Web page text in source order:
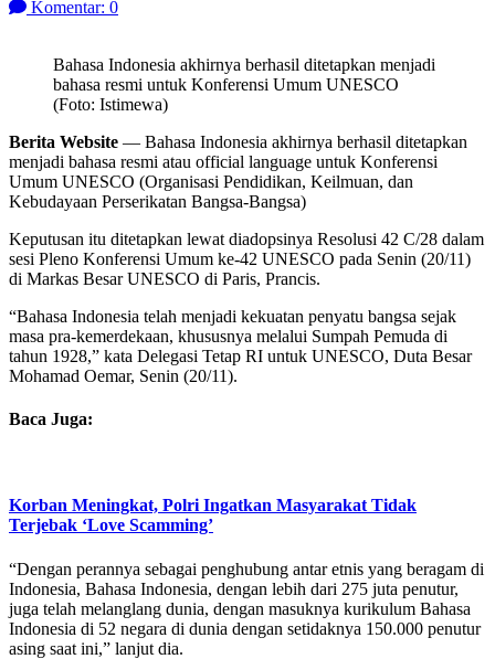
Komentar: 0
Bahasa Indonesia akhirnya berhasil ditetapkan menjadi
bahasa resmi untuk Konferensi Umum UNESCO
(Foto: Istimewa)
Berita Website — Bahasa Indonesia akhirnya berhasil ditetapkan
menjadi bahasa resmi atau official language untuk Konferensi
Umum UNESCO (Organisasi Pendidikan, Keilmuan, dan
Kebudayaan Perserikatan Bangsa-Bangsa)
Keputusan itu ditetapkan lewat diadopsinya Resolusi 42 C/28 dalam
sesi Pleno Konferensi Umum ke-42 UNESCO pada Senin (20/11)
di Markas Besar UNESCO di Paris, Prancis.
“Bahasa Indonesia telah menjadi kekuatan penyatu bangsa sejak
masa pra-kemerdekaan, khususnya melalui Sumpah Pemuda di
tahun 1928,” kata Delegasi Tetap RI untuk UNESCO, Duta Besar
Mohamad Oemar, Senin (20/11).
Baca Juga:
Korban Meningkat, Polri Ingatkan Masyarakat Tidak
Terjebak ‘Love Scamming’
“Dengan perannya sebagai penghubung antar etnis yang beragam di
Indonesia, Bahasa Indonesia, dengan lebih dari 275 juta penutur,
juga telah melanglang dunia, dengan masuknya kurikulum Bahasa
Indonesia di 52 negara di dunia dengan setidaknya 150.000 penutur
asing saat ini,” lanjut dia.